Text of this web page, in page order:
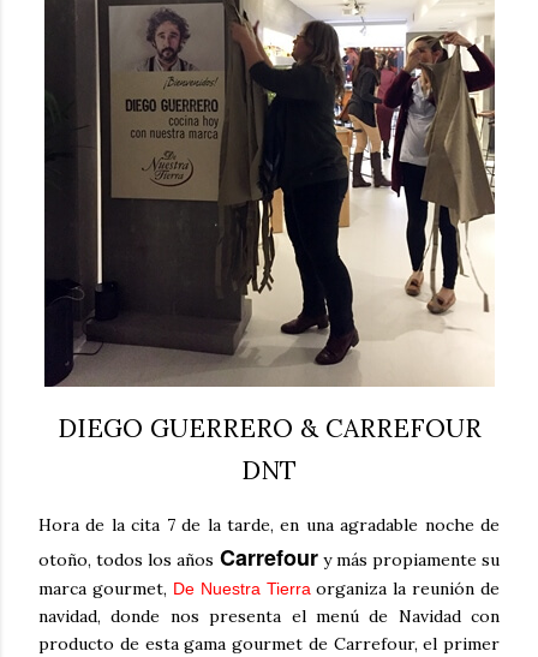
DIEGO GUERRERO & CARREFOUR
DNT
Hora de la cita 7 de la tarde, en una agradable noche de
otoño, todos los años Carrefoury más propiamente su
marca gourmet, De Nuestra Tierraorganiza la reunión de
navidad, donde nos presenta el menú de Navidad con
producto de esta gama gourmet de Carrefour, el primer